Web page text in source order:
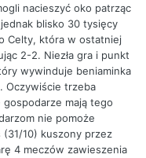
nacieszyć oko patrząc
blisko 30 tysięcy
Celty, która w ostatniej
2-2. Niezła gra i punkt
wywinduje beniaminka
Oczywiście trzeba
mają tego
nie pomoże
(31/10) kuszony przez
4 meczów zawieszenia